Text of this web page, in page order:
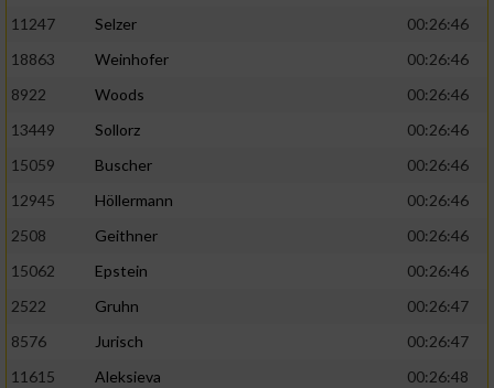
11247
Selzer
00:26:46
18863
Weinhofer
00:26:46
8922
Woods
00:26:46
13449
Sollorz
00:26:46
15059
Buscher
00:26:46
12945
Höllermann
00:26:46
2508
Geithner
00:26:46
15062
Epstein
00:26:46
2522
Gruhn
00:26:47
8576
Jurisch
00:26:47
11615
Aleksieva
00:26:48